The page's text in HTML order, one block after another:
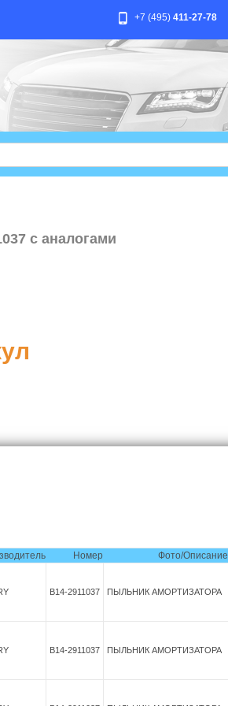
+7 (495) 411-27-78
с аналогами
Номер Фото/Описание
B14-2911037 ПЫЛЬНИК АМОРТИЗАТОРА
B14-2911037 ПЫЛЬНИК АМОРТИЗАТОРА